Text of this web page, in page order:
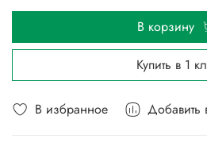
В избранное Добавить
В корзину
Купить в 1